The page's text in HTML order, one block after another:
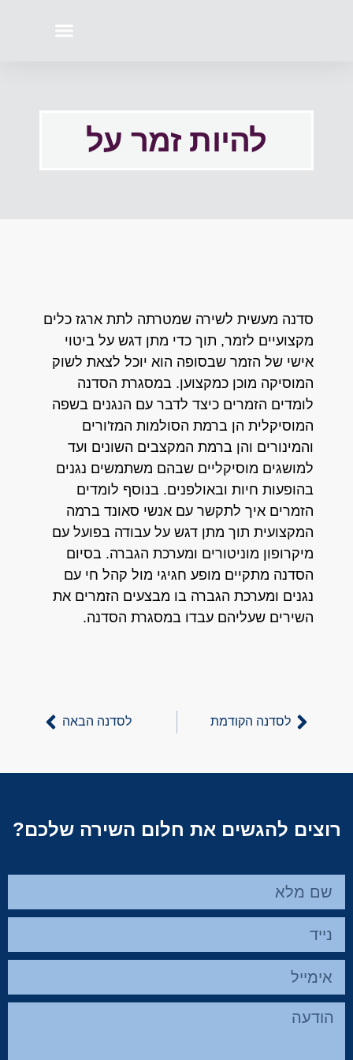
להיות זמר על
סדנה מעשית לשירה שמטרתה לתת ארגז כלים
מקצועיים לזמר, תוך כדי מתן דגש על ביטוי
אישי של הזמר שבסופה הוא יוכל לצאת לשוק
המוסיקה מוכן כמקצוען. במסגרת הסדנה
לומדים הזמרים כיצד לדבר עם הנגנים בשפה
המוסיקלית הן ברמת הסולמות המז'ורים
והמינורים והן ברמת המקצבים השונים ועד
למושגים מוסיקליים שבהם משתמשים נגנים
בהופעות חיות ובאולפנים. בנוסף לומדים
הזמרים איך לתקשר עם אנשי סאונד ברמה
המקצועית תוך מתן דגש על עבודה בפועל עם
מיקרופון מוניטורים ומערכת הגברה. בסיום
הסדנה מתקיים מופע חגיגי מול קהל חי עם
נגנים ומערכת הגברה בו מבצעים הזמרים את
השירים שעליהם עבדו במסגרת הסדנה.
לסדנה הקודמת לסדנה הבאה
רוצים להגשים את חלום השירה שלכם?